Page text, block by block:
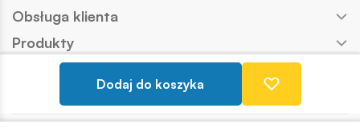
Dodaj do koszyka
Obsługa klienta
Produkty
Kontakt